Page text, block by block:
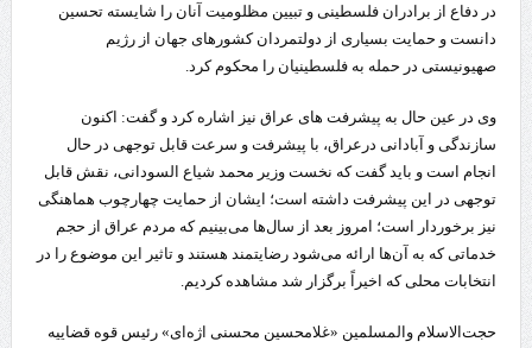
در دفاع از برادران فلسطینی و تبیین مظلومیت آنان را شایسته تحسین
دانست و حمایت بسیاری از دولتمردان کشورهای جهان از رژیم
صهیونیستی در حمله به فلسطینیان را محکوم کرد.
وی‌ در عین حال به پیشرفت های عراق نیز اشاره کرد و گفت: اکنون
سازندگی و آبادانی درعراق، با پیشرفت و سرعت قابل توجهی در حال
انجام است و باید گفت که نخست وزیر محمد شیاع السودانی، نقش قابل
توجهی در این پیشرفت داشته است؛ ایشان از حمایت چهارچوب هماهنگی
نیز برخوردار است؛ امروز بعد از سال‌ها می‌بینیم که مردم عراق از حجم
خدماتی که به آن‌ها ارائه می‌شود رضایتمند هستند و تاثیر این موضوع را در
انتخابات محلی که اخیراً برگزار شد مشاهده کردیم.
حجت‌الاسلام والمسلمین «غلامحسین محسنی اژه‌ای» رئیس قوه قضاییه